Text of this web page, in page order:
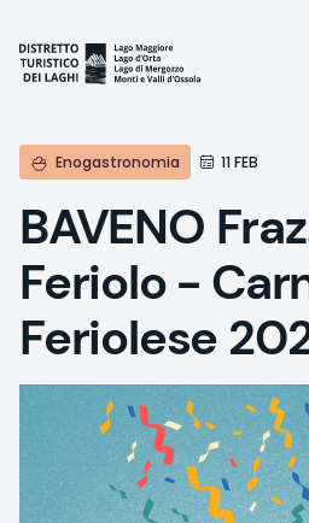
Inhalt
Enogastronomia 11 FEB
BAVENO
Feriolo -
Feriolese